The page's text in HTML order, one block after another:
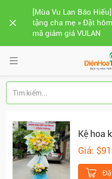
[Mùa Vu Lan Báo
tặng cha mẹ » Đặt
mã giảm giá VULAN
Kệ hoa
Giá: